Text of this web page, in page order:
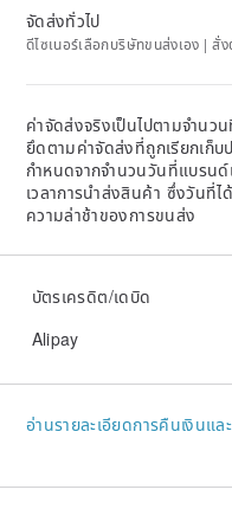
จัดส่งทั่วไป
ดีไซเนอร์เลือกบริษัทขนส่งเอง | สั่
ค่าจัดส่งจริงเป็นไปตามจำนวน
ยึดตามค่าจัดส่งที่ถูกเรียกเก็บ
กำหนดจากจำนวนวันที่แบรนด์
เวลาการนำส่งสินค้า ซึ่งวันที่ไ
ความล่าช้าของการขนส่ง
บัตรเครดิต/เดบิด
Alipay
อ่านรายละเอียดการคืนเงินแล